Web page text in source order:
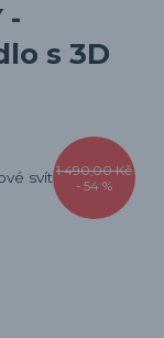
-
s 3D
1 490,00 Kč
- 54 %